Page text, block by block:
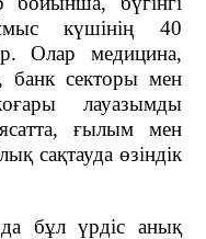
күшінің 40
Олар медицина,
банк секторы мен
лауазымды
ғылым мен
сақтауда өзіндік
бұл үрдіс анық